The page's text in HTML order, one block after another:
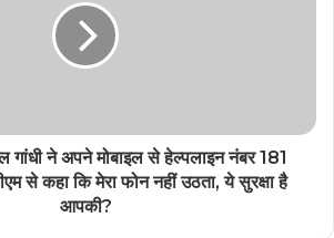
गांधी ने अपने मोबाइल से हेल्पलाइन नंबर 181
से कहा कि मेरा फोन नहीं उठता, ये सुरक्षा है
आपकी?